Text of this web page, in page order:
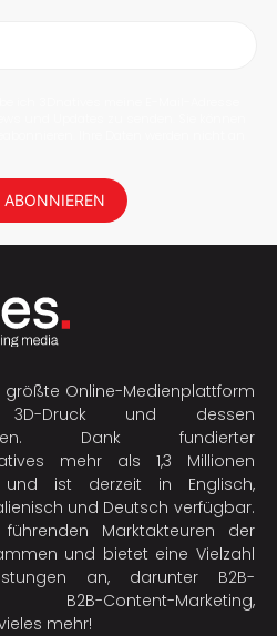
größte Online-Medienplattform
Druck und dessen
Dank fundierter
mehr als 1,3 Millionen
ist derzeit in Englisch,
und Deutsch verfügbar.
Marktakteuren der
und bietet eine Vielzahl
an, darunter B2B-
Content-Marketing,
mehr!